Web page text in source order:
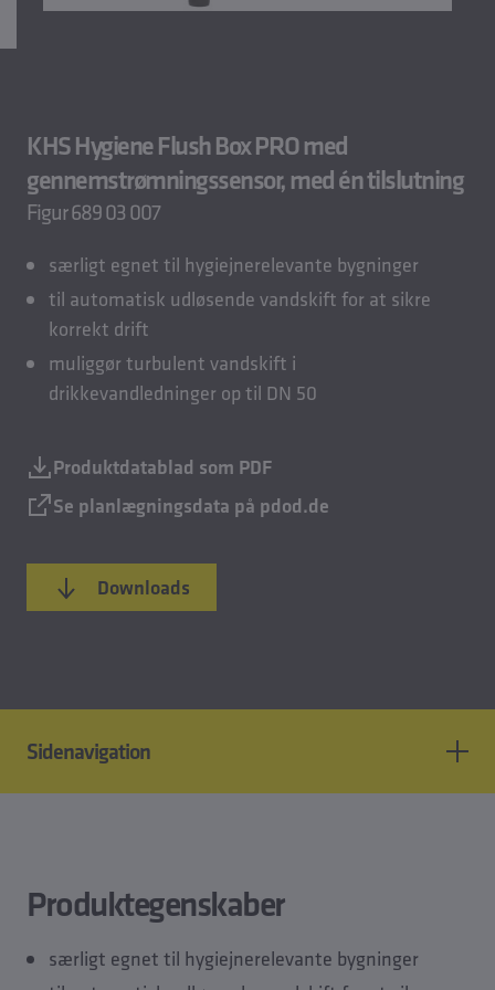
KHS Hygiene Flush Box PRO med
gennemstrømningssensor, med én tilslutning
Figur 689 03 007
særligt egnet til hygiejnerelevante bygninger
til automatisk udløsende vandskift for at sikre
korrekt drift
muliggør turbulent vandskift i
drikkevandledninger op til DN 50
Produktdatablad som PDF
Se planlægningsdata på pdod.de
Downloads
Sidenavigation
CAD-modeller
Downloads
Produktegenskaber
særligt egnet til hygiejnerelevante bygninger